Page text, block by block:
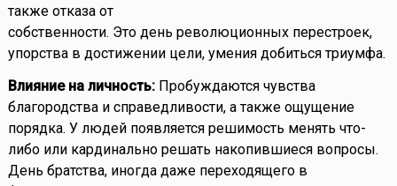
также отказа от
собственности. Это день революционных перестроек,
упорства в достижении цели, умения добиться триумфа.
Влияние на личность:Пробуждаются чувства
благородства и справедливости, а также ощущение
порядка. У людей появляется решимость менять что-
либо или кардинально решать накопившиеся вопросы.
День братства, иногда даже переходящего в